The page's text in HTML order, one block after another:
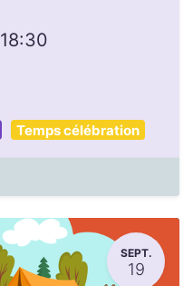
18:30
Temps célébration
SEPT.
19